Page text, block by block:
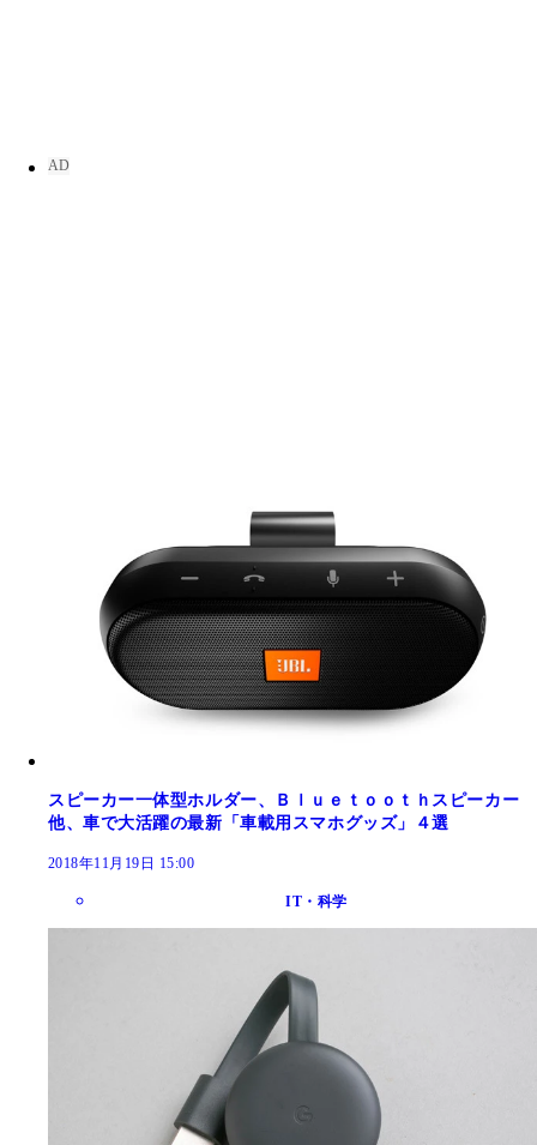
スピーカー一体型ホルダー、Ｂｌｕｅｔｏｏｔｈスピーカー
他、車で大活躍の最新「車載用スマホグッズ」４選
2018年11月19日 15:00
IT・科学